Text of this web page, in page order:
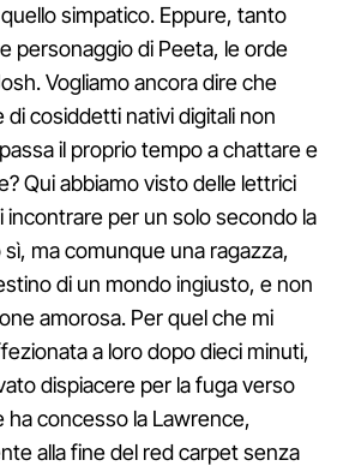
simpatico. Eppure, tanto
personaggio di Peeta, le orde
Vogliamo ancora dire che
cosiddetti nativi digitali non
il proprio tempo a chattare e
Qui abbiamo visto delle lettrici
per un solo secondo la
ma comunque una ragazza,
di un mondo ingiusto, e non
amorosa. Per quel che mi
a loro dopo dieci minuti,
dispiacere per la fuga verso
ha concesso la Lawrence,
alla fine del red carpet senza